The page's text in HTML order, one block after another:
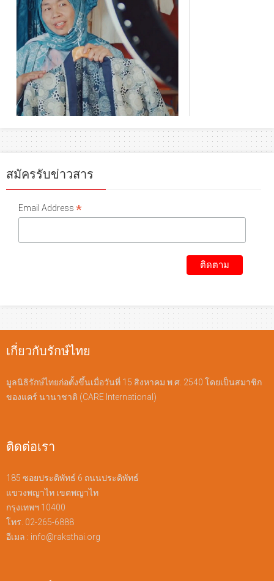
สมัครรับข่าวสาร
Email Address *
เกี่ยวกับรักษ์ไทย
มูลนิธิรักษ์ไทยก่อตั้งขึ้นเมื่อวันที่ 15 สิงหาคม พ.ศ. 2540 โดยเป็นสมาชิก
ของแคร์ นานาชาติ (CARE International)
ติดต่อเรา
185 ซอยประดิพัทธ์ 6 ถนนประดิพัทธ์
แขวงพญาไท เขตพญาไท
กรุงเทพฯ 10400
โทร. 02-265-6888
อีเมล : info@raksthai.org